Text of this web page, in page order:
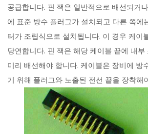
공급합니다. 핀 잭은 일반적으로 배선되거
에 표준 방수 플러그가 설치되고 다른 쪽에
터가 조립식으로 설치됩니다. 이 경우 케이
당연합니다. 핀 잭은 해당 케이블 끝에 내
미리 배선해야 합니다. 케이블은 장비에 방
기 위해 플러그와 노출된 전선 끝을 장착해